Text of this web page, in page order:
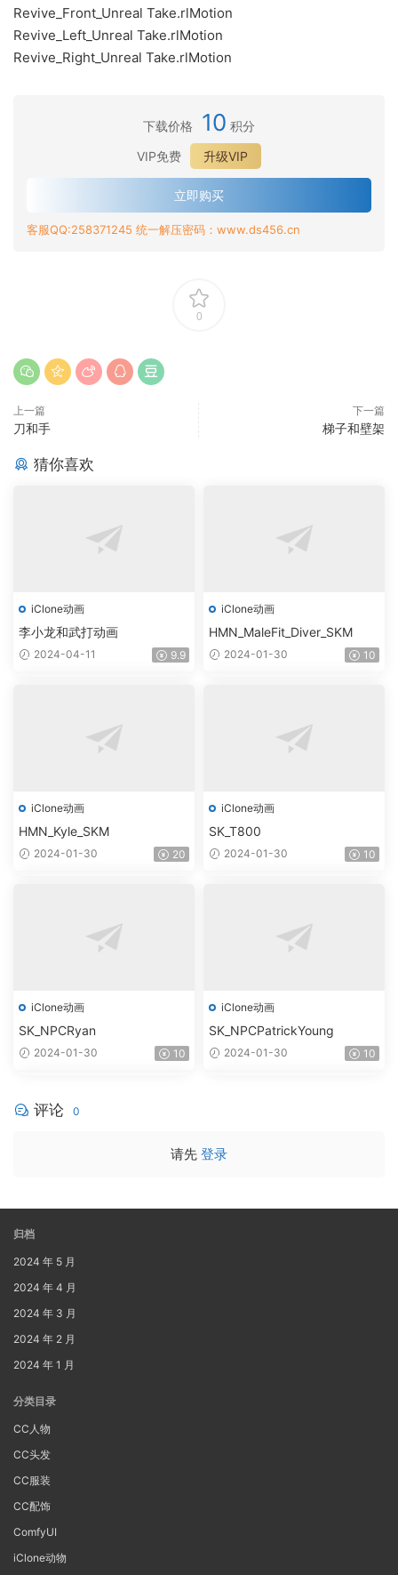
Revive_Front_Unreal Take.rlMotion
Revive_Left_Unreal Take.rlMotion
Revive_Right_Unreal Take.rlMotion
下载价格 10 积分
VIP免费
升级VIP
立即购买
客服QQ:258371245 统一解压密码：www.ds456.cn
0
上一篇
刀和手
下一篇
梯子和壁架
猜你喜欢
iClone动画
李小龙和武打动画
2024-04-11 9.9
iClone动画
HMN_MaleFit_Diver_SKM
2024-01-30 10
iClone动画
HMN_Kyle_SKM
2024-01-30 20
iClone动画
SK_T800
2024-01-30 10
iClone动画
SK_NPCRyan
2024-01-30 10
iClone动画
SK_NPCPatrickYoung
2024-01-30 10
评论 0
请先 登录
归档
2024 年 5 月
2024 年 4 月
2024 年 3 月
2024 年 2 月
2024 年 1 月
分类目录
CC人物
CC头发
CC服装
CC配饰
ComfyUI
iClone动物